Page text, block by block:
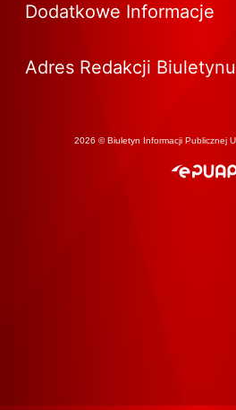
Dodatkowe Informacje
Adres Redakcji Biuletynu
2026 © Biuletyn Informacji Publicznej